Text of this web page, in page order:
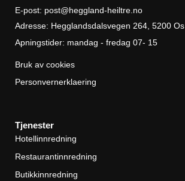
E-post: post@heggland-heiltre.no
Adresse: Hegglandsdalsvegen 264, 5200 Os
Apningstider: mandag - fredag 07- 15
Bruk av cookies
Personvernerklaering
Tjenester
Hotellinnredning
Restaurantinnredning
Butikkinnredning